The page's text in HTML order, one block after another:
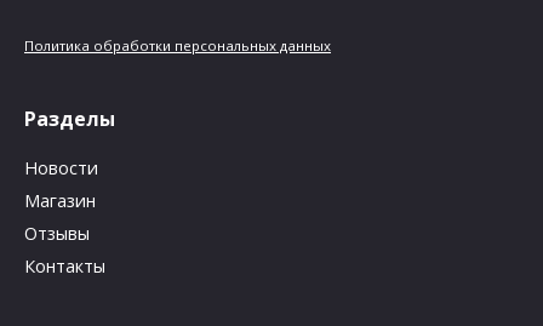
Политика обработки персональных данных
Разделы
Новости
Магазин
Отзывы
Контакты